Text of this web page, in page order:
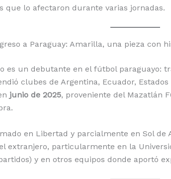
que lo afectaron durante varias jornadas.
a Paraguay: Amarilla, una pieza con
es un debutante en el fútbol paraguayo:
clubes de Argentina, Ecuador,
junio de 2025, proveniente del Mazatlán
en Libertad y parcialmente en Sol de
extranjero, particularmente en la
y en otros equipos donde aportó